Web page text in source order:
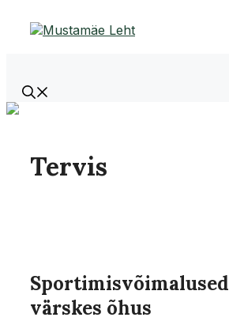
Tervis
Sportimisvõimalused
värskes õhus